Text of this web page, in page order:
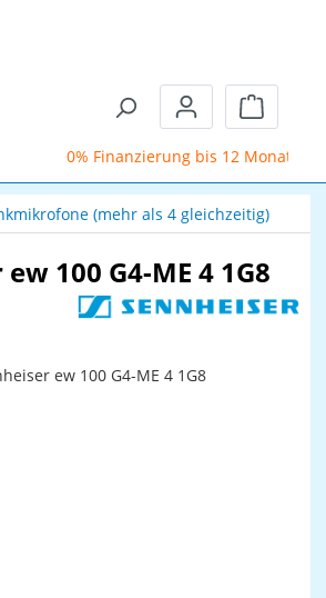
0% Finanzierung bis 12 Monate
(mehr als 4 gleichzeitig)
100 G4-ME 4 1G8